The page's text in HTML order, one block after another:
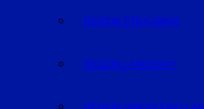
REGION STRAUBING
REGION LANDSHUT